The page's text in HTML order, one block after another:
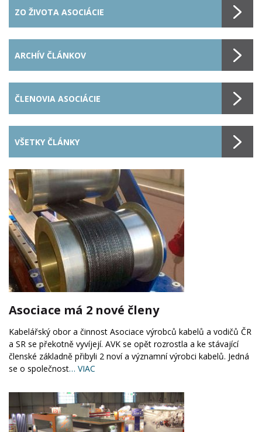
ZO ŽIVOTA ASOCIÁCIE
ARCHÍV ČLÁNKOV
ČLENOVIA ASOCIÁCIE
VŠETKY ČLÁNKY
Asociace má 2 nové členy
Kabelářský obor a činnost Asociace výrobců kabelů a vodičů ČR
a SR se překotně vyvíjejí. AVK se opět rozrostla a ke stávající
členské základně přibyli 2 noví a významní výrobci kabelů. Jedná
se o společnost… VIAC